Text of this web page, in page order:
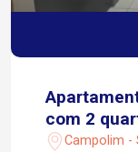
com 2
Sunset
Campolim -